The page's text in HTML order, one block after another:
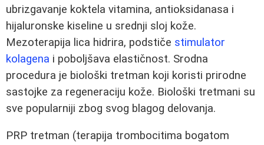
ubrizgavanje koktela vitamina, antioksidanasa i
hijaluronske kiseline u srednji sloj kože.
Mezoterapija lica hidrira, podstiče stimulator
kolagena i poboljšava elastičnost. Srodna
procedura je biološki tretman koji koristi prirodne
sastojke za regeneraciju kože. Biološki tretmani su
sve popularniji zbog svog blagog delovanja.
PRP tretman (terapija trombocitima bogatom